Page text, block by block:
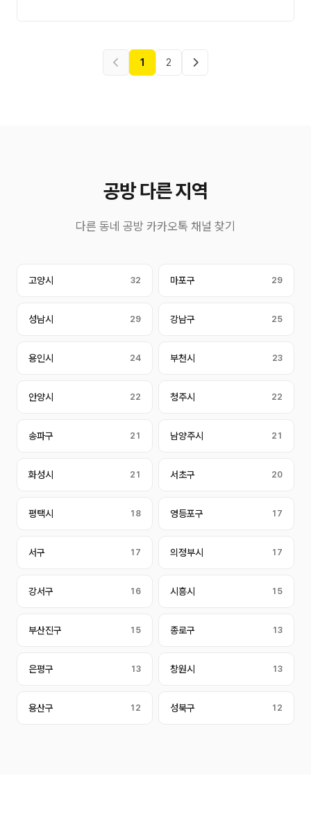
1 2
공방 다른 지역
다른 동네 공방 카카오톡 채널 찾기
고양시 32 마포구 29
성남시 29 강남구 25
용인시 24 부천시 23
안양시 22 청주시 22
송파구 21 남양주시 21
화성시 21 서초구 20
평택시 18 영등포구 17
서구 17 의정부시 17
강서구 16 시흥시 15
부산진구 15 종로구 13
은평구 13 창원시 13
용산구 12 성북구 12